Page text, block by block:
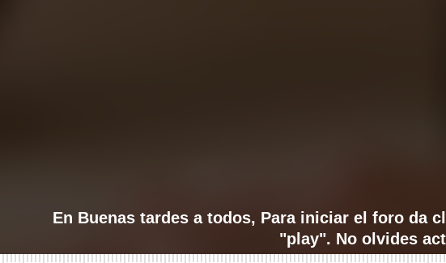
En Buenas tardes a todos, Para iniciar el foro da
"play". No olvides